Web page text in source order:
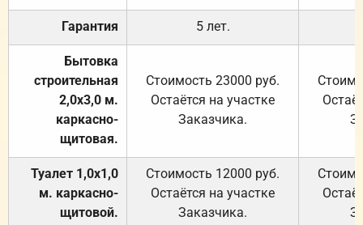
Гарантия 5 лет.
Бытовка
строительная
2,0х3,0 м.
каркасно-
щитовая.
Стоимость 23000 руб.
Остаётся на участке
Заказчика.
Туалет 1,0х1,0
м. каркасно-
щитовой.
Стоимость 12000 руб.
Остаётся на участке
Заказчика.